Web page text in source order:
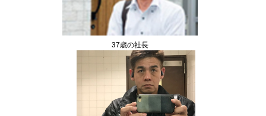
37歳の社長